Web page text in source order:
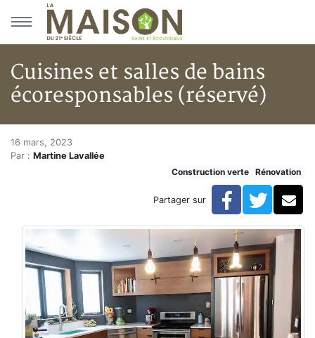
Aller au menu principal
Aller au contenu principal
Cuisines et salles de bains
écoresponsables (réservé)
Accueil
Articles
Cuisines et salles de bains écoresponsables (réservé)
Cuisines et salles de bains
16 mars, 2023
Par : Martine Lavallée
Construction verte
Rénovation
Partager sur Facebook